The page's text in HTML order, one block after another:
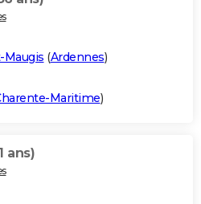
Maugis (Ardennes)
Maritime)
ans)